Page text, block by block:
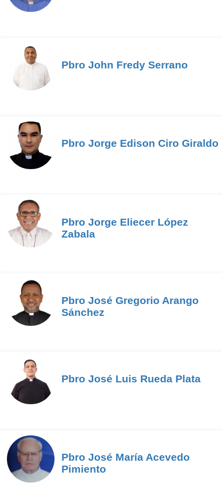
Pbro John Fredy Serrano
Pbro Jorge Edison Ciro Giraldo
Pbro Jorge Eliecer López
Zabala
Pbro José Gregorio Arango
Sánchez
Pbro José Luis Rueda Plata
Pbro José María Acevedo
Pimiento